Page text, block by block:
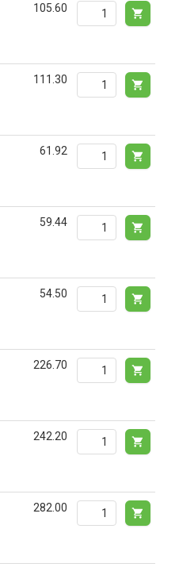
105.60
111.30
61.92
59.44
54.50
226.70
242.20
282.00